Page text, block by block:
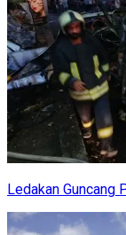
Ledakan Guncang